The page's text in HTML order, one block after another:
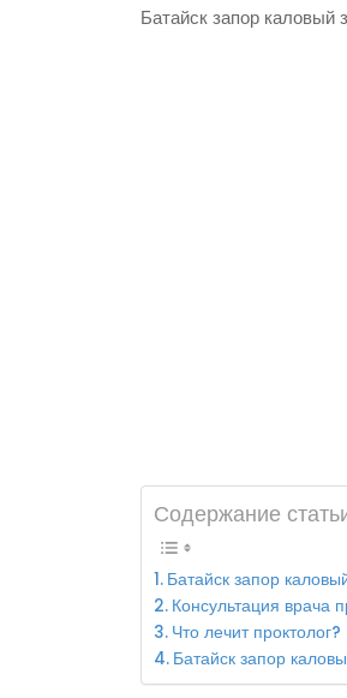
Батайск запор каловый
Содержание
Батайск запор
Консультация врача
Что лечит проктолог?
Батайск запор